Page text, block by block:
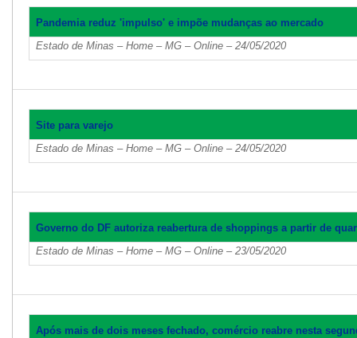
Pandemia reduz 'impulso' e impõe mudanças ao mercado
Estado de Minas – Home – MG – Online – 24/05/2020
Site para varejo
Estado de Minas – Home – MG – Online – 24/05/2020
Governo do DF autoriza reabertura de shoppings a partir de
Estado de Minas – Home – MG – Online – 23/05/2020
Após mais de dois meses fechado, comércio reabre nesta